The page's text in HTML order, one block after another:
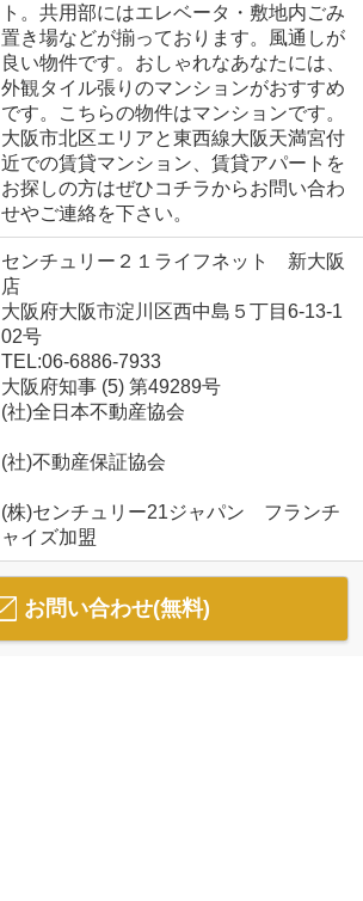
ト。共用部にはエレベータ・敷地内ごみ
置き場などが揃っております。風通しが
良い物件です。おしゃれなあなたには、
外観タイル張りのマンションがおすすめ
です。こちらの物件はマンションです。
大阪市北区エリアと東西線大阪天満宮付
近での賃貸マンション、賃貸アパートを
お探しの方はぜひコチラからお問い合わ
せやご連絡を下さい。
センチュリー２１ライフネット 新大阪
店
大阪府大阪市淀川区西中島５丁目6-13-1
02号
TEL:06-6886-7933
大阪府知事 (5) 第49289号
(社)全日本不動産協会
(社)不動産保証協会
(株)センチュリー21ジャパン フランチ
ャイズ加盟
お問い合わせ(無料)